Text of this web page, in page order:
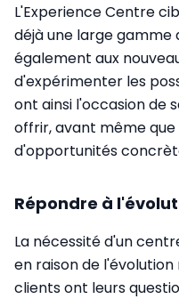
L'Experience Centre
déjà une large gamme
également aux
d'expérimenter les
ont ainsi l'occasion de
offrir, avant même que
d'opportunités
Répondre à
La nécessité d'un
en raison de
clients ont leurs